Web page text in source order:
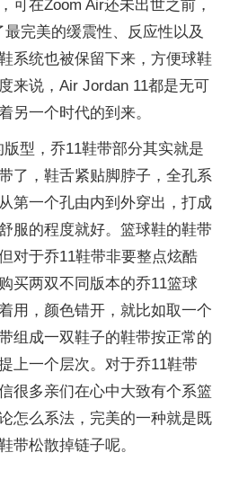
可在Zoom Air还未出世之前，
完美的缓震性、反应性以及
系统也被保留下来，方便球鞋
来说，Air Jordan 11都是无可
另一个时代的到来。
型，乔11鞋带部分其实就是
了，鞋舌紧贴脚脖子，全孔系
第一个孔由内到外穿出，打成
服的程度就好。篮球鞋的鞋带
对于乔11鞋带非要整点炫酷
买两双不同版本的乔11篮球
用，颜色错开，就比如取一个
组成一双鞋子的鞋带按正常的
上一个层次。对于乔11鞋带
很多亲们在心中大致有个系篮
怎么系法，完美的一种就是既
带松散掉链子呢。